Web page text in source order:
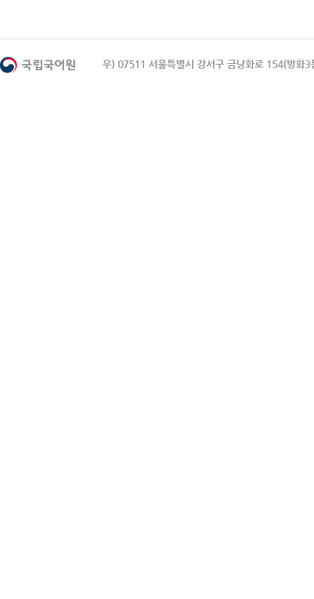
우) 07511 서울특별시 강서구 금낭화로 154(방화3